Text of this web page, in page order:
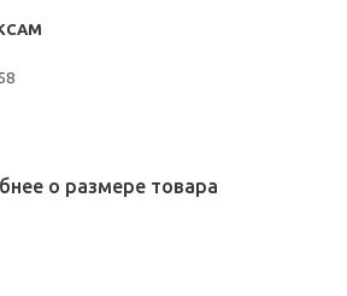
о размере товара